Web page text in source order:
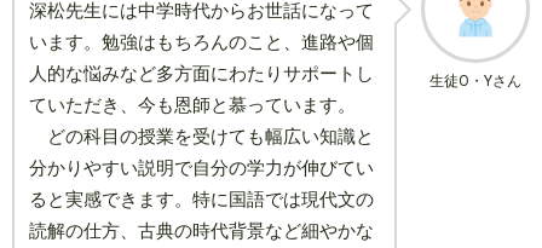
生徒O・Yさん
深松先生には中学時代からお世話になって
います。勉強はもちろんのこと、進路や個
人的な悩みなど多方面にわたりサポートし
ていただき、今も恩師と慕っています。
どの科目の授業を受けても幅広い知識と
分かりやすい説明で自分の学力が伸びてい
ると実感できます。特に国語では現代文の
読解の仕方、古典の時代背景など細やかな